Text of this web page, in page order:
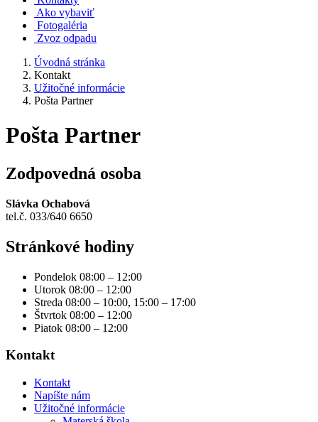
Ako vybaviť
Fotogaléria
Zvoz odpadu
Úvodná stránka
Kontakt
Užitočné informácie
Pošta Partner
Pošta Partner
Zodpovedná osoba
Slávka Ochabová
tel.č. 033/640 6650
Stránkové hodiny
Pondelok 08:00 – 12:00
Utorok 08:00 – 12:00
Streda 08:00 – 10:00, 15:00 – 17:00
Štvrtok 08:00 – 12:00
Piatok 08:00 – 12:00
Kontakt
Kontakt
Napíšte nám
Užitočné informácie